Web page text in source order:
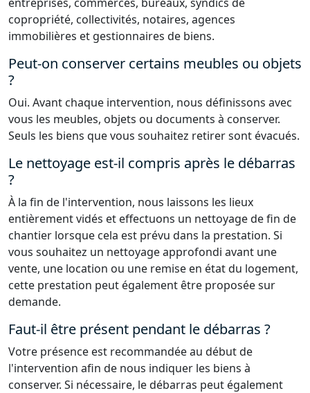
copropriété, collectivités, notaires, agences
immobilières et gestionnaires de biens.
Peut-on conserver certains meubles ou objets
?
Oui. Avant chaque intervention, nous définissons avec
vous les meubles, objets ou documents à conserver.
Seuls les biens que vous souhaitez retirer sont évacués.
Le nettoyage est-il compris après le débarras
?
À la fin de l'intervention, nous laissons les lieux
entièrement vidés et effectuons un nettoyage de fin de
chantier lorsque cela est prévu dans la prestation. Si
vous souhaitez un nettoyage approfondi avant une
vente, une location ou une remise en état du logement,
cette prestation peut également être proposée sur
demande.
Faut-il être présent pendant le débarras ?
Votre présence est recommandée au début de
l'intervention afin de nous indiquer les biens à
conserver. Si nécessaire, le débarras peut également